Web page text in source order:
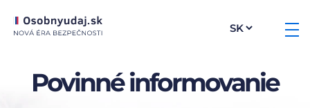
Povinné informovanie